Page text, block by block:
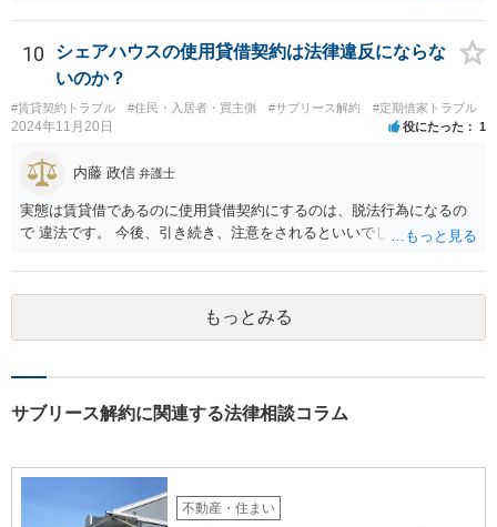
たりするならば、売上がない＝営業料を支払う必要はないということ
になるので、無理に解約を検討する必要もないでしょう。 ③それらが
ない場合、間借りでの営業を前提とした契約であったという認識が両
者にあり、かつＬＩＮＥやメールなどの証拠に残っているならば、営
業の停止を「解除条件」とした業務委託契約だったと主張し、解除条
件の成就を理由とした契約の終了に基づき営業料の支払いを拒む、と
いうことも考えれるでしょう。
10
シェアハウスの使用貸借契約は法律違反にならな
いのか？
#賃貸契約トラブル #住民・入居者・買主側 #サブリース解約 #定期借家トラブル
2024年11月20日 役にたった 1
内藤 政信 弁護士
実態は賃貸借であるのに使用貸借契約にするのは、脱法行為になるの
で 違法です。 今後、引き続き、注意をされるといいでしょう。
もっとみる
サブリース解約に関連する法律相談コラム
不動産・住まい